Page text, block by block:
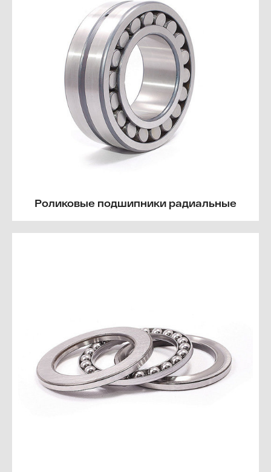
Роликовые подшипники радиальные